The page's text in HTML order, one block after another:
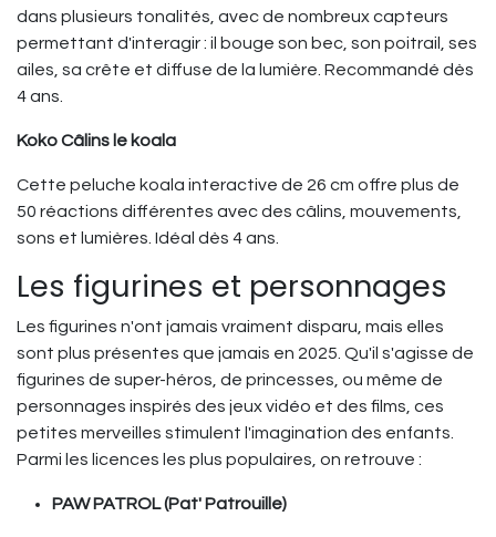
dans plusieurs tonalités, avec de nombreux capteurs
permettant d'interagir : il bouge son bec, son poitrail, ses
ailes, sa crête et diffuse de la lumière. Recommandé dès
4 ans.
Koko Câlins le koala
Cette peluche koala interactive de 26 cm offre plus de
50 réactions différentes avec des câlins, mouvements,
sons et lumières. Idéal dès 4 ans.
Les figurines et personnages
Les figurines n'ont jamais vraiment disparu, mais elles
sont plus présentes que jamais en 2025. Qu'il s'agisse de
figurines de super-héros, de princesses, ou même de
personnages inspirés des jeux vidéo et des films, ces
petites merveilles stimulent l'imagination des enfants.
Parmi les licences les plus populaires, on retrouve :
PAW PATROL (Pat' Patrouille)